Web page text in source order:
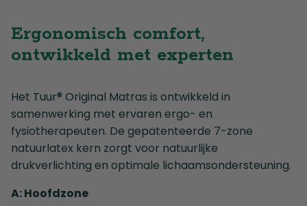
Ergonomisch comfort,
ontwikkeld met experten
Het Tuur® Original Matras is ontwikkeld in
samenwerking met ervaren ergo- en
fysiotherapeuten. De gepatenteerde 7-zone
natuurlatex kern zorgt voor natuurlijke
drukverlichting en optimale lichaamsondersteuning.
A: Hoofdzone